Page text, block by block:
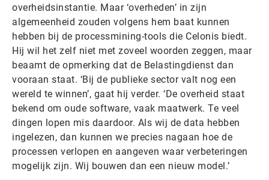
overheidsinstantie. Maar ‘overheden’ in zijn
algemeenheid zouden volgens hem baat kunnen
hebben bij de processmining-tools die Celonis biedt.
Hij wil het zelf niet met zoveel woorden zeggen, maar
beaamt de opmerking dat de Belastingdienst dan
vooraan staat. ‘Bij de publieke sector valt nog een
wereld te winnen’, gaat hij verder. ‘De overheid staat
bekend om oude software, vaak maatwerk. Te veel
dingen lopen mis daardoor. Als wij de data hebben
ingelezen, dan kunnen we precies nagaan hoe de
processen verlopen en aangeven waar verbeteringen
mogelijk zijn. Wij bouwen dan een nieuw model.’